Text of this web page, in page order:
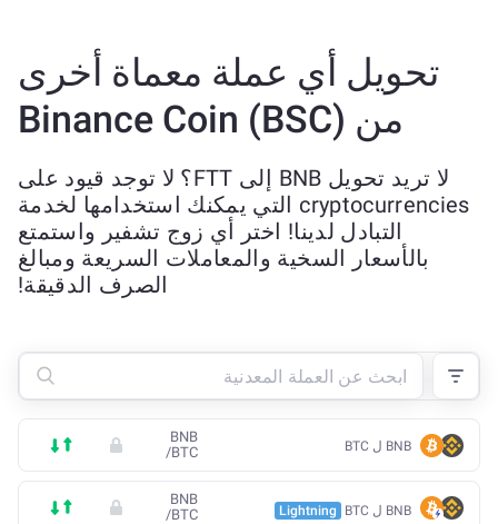
تحويل أي عملة معماة أخرى
من Binance Coin (BSC)
لا تريد تحويل BNB إلى FTT؟ لا توجد قيود على
cryptocurrencies التي يمكنك استخدامها لخدمة
التبادل لدينا! اختر أي زوج تشفير واستمتع
بالأسعار السخية والمعاملات السريعة ومبالغ
الصرف الدقيقة!
BNB ل BTC
BNB
/BTC
BNB ل BTC Lightning
BNB
/BTC